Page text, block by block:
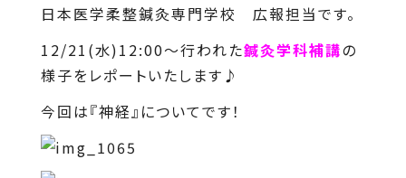
日本医学柔整鍼灸専門学校 広報担当です。
12/21(水)12:00～行われた鍼灸学科補講の
様子をレポートいたします♪
今回は『神経』についてです！